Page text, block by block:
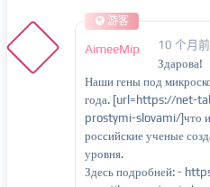
游客
AimeeMip
10 个月前
Здарова!
Наши гены под
года. [url=https://net-
prostymi-slovami/]что
российские ученые
уровня.
Здесь подробней: -